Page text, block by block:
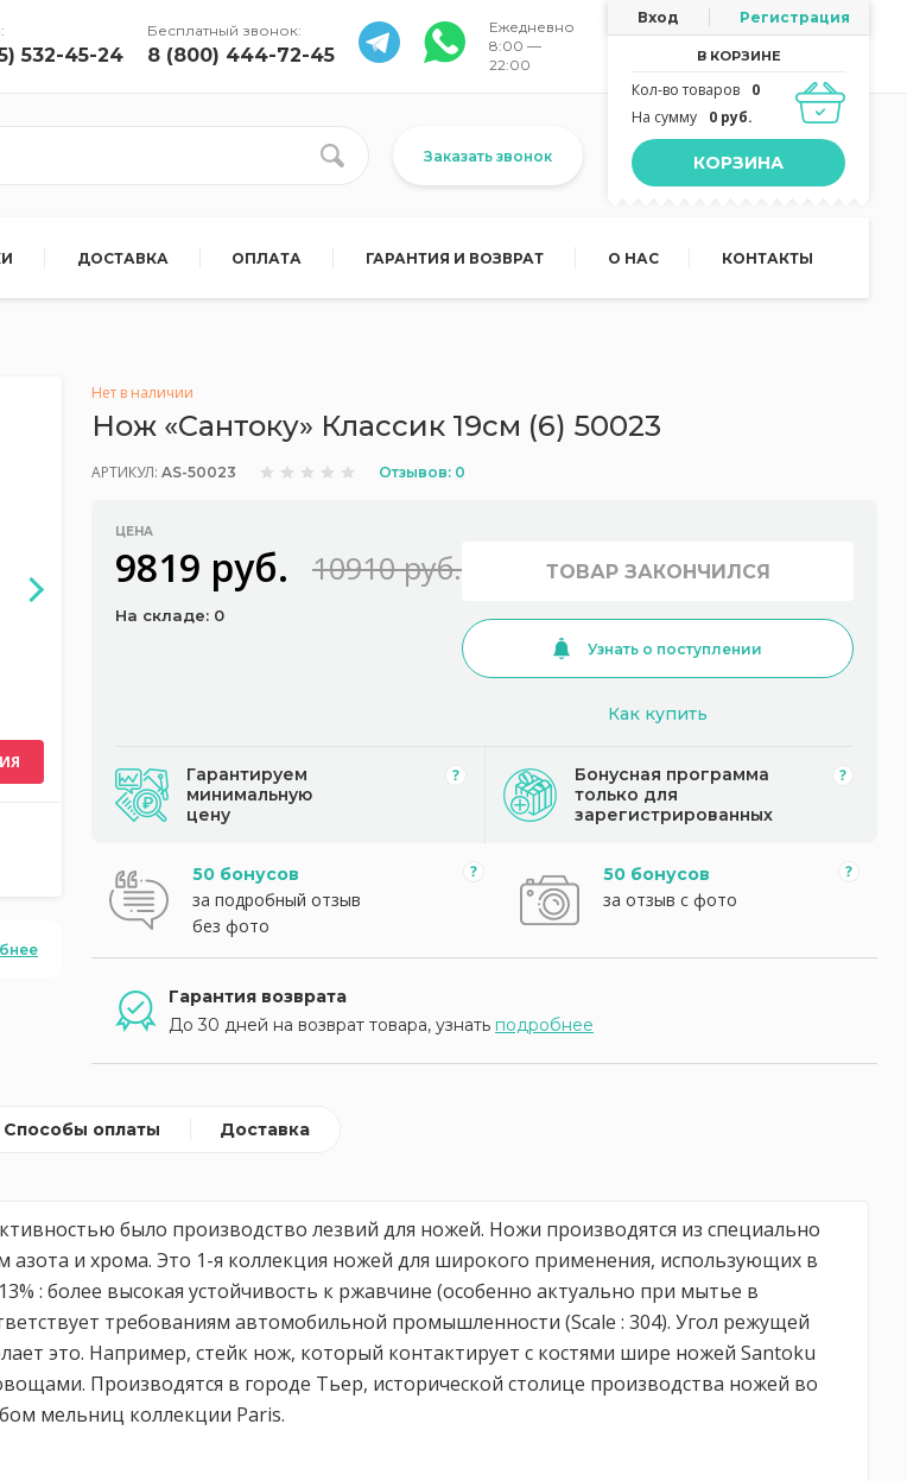
532-45-24
Бесплатный звонок:
8 (800) 444-72-45
Ежедневно
8:00 —
22:00
Вход Регистрация
В КОРЗИНЕ
Кол-во товаров
0
На сумму
0 руб.
КОРЗИНА
Заказать звонок
ДОСТАВКА ОПЛАТА ГАРАНТИЯ И ВОЗВРАТ О НАС КОНТАКТЫ
Нет в наличии
Нож «Сантоку» Классик 19см (6) 50023
АРТИКУЛ: AS-50023 Отзывов: 0
ЦЕНА
9819 руб. 10910 руб.
На складе: 0
ТОВАР ЗАКОНЧИЛСЯ
Узнать о поступлении
Как купить
Гарантируем
минимальную
цену
Бонусная программа
только для
зарегистрированных
50 бонусов
за подробный отзыв
без фото
50 бонусов
за отзыв с фото
Гарантия возврата
До 30 дней на возврат товара, узнать подробнее
Способы оплаты Доставка
было производство лезвий для ножей. Ножи производятся из специально
и хрома. Это 1-я коллекция ножей для широкого применения, использующих в
: более высокая устойчивость к ржавчине (особенно актуально при мытье в
требованиям автомобильной промышленности (Scale : 304). Угол режущей
это. Например, стейк нож, который контактирует с костями шире ножей Santoku
Производятся в городе Тьер, исторической столице производства ножей во
мельниц коллекции Paris.